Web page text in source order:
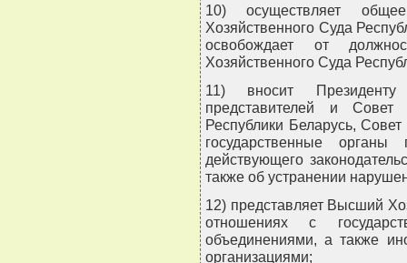
10) осуществляет
Хозяйственного Суда
освобождает от
Хозяйственного Суда
11) вносит
представителей и Совет
Республики Беларусь,
государственные
действующего
также об устранении
12) представляет Высший
отношениях с
объединениями, а также
организациями;